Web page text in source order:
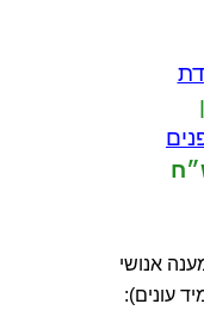
אנושי
עונים):